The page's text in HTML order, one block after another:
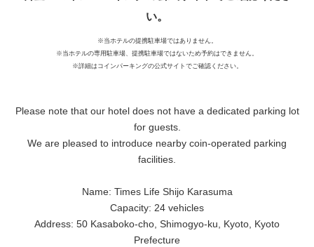
い。
※当ホテルの提携駐車場ではありません。
※当ホテルの専用駐車場、提携駐車場ではないため予約はできません。
※詳細はコインパーキングの公式サイトでご確認ください。
Please note that our hotel does not have a dedicated parking lot
for guests.
We are pleased to introduce nearby coin-operated parking
facilities.
Name: Times Life Shijo Karasuma
Capacity: 24 vehicles
Address: 50 Kasaboko-cho, Shimogyo-ku, Kyoto, Kyoto
Prefecture